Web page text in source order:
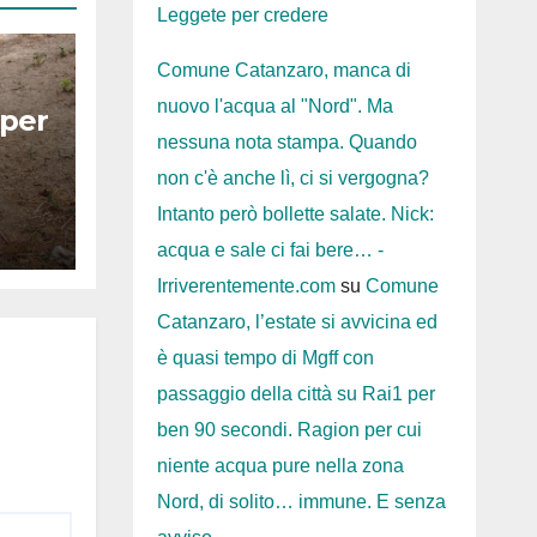
Leggete per credere
Comune Catanzaro, manca di
nuovo l'acqua al "Nord". Ma
nessuna nota stampa. Quando
non c'è anche lì, ci si vergogna?
Intanto però bollette salate. Nick:
acqua e sale ci fai bere… -
Irriverentemente.comsu Comune
Catanzaro, l’estate si avvicina ed
è quasi tempo di Mgff con
passaggio della città su Rai1 per
ben 90 secondi. Ragion per cui
niente acqua pure nella zona
Nord, di solito… immune. E senza